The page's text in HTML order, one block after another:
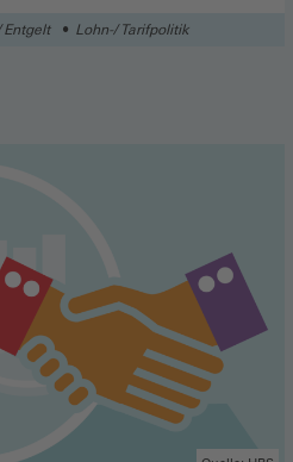
Entgelt Lohn-/ Tarifpolitik